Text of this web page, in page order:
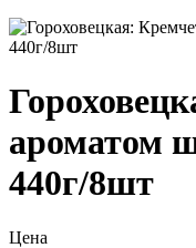
ароматом
440г/8шт
Цена